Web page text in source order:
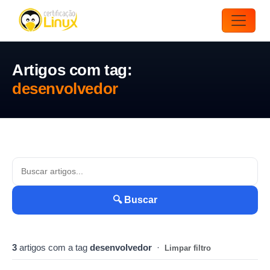
Artigos com tag:
desenvolvedor
🔍 Buscar
3 artigos com a tag desenvolvedor · Limpar filtro